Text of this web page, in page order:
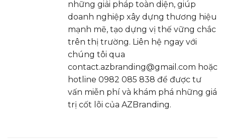
những giải pháp toàn diện, giúp
doanh nghiệp xây dựng thương hiệu
mạnh mẽ, tạo dựng vị thế vững chắc
trên thị trường. Liên hệ ngay với
chúng tôi qua
contact.azbranding@gmail.com hoặc
hotline 0982 085 838 để được tư
vấn miễn phí và khám phá những giá
trị cốt lõi của AZBranding.